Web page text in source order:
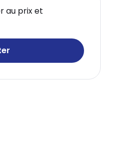
au prix et